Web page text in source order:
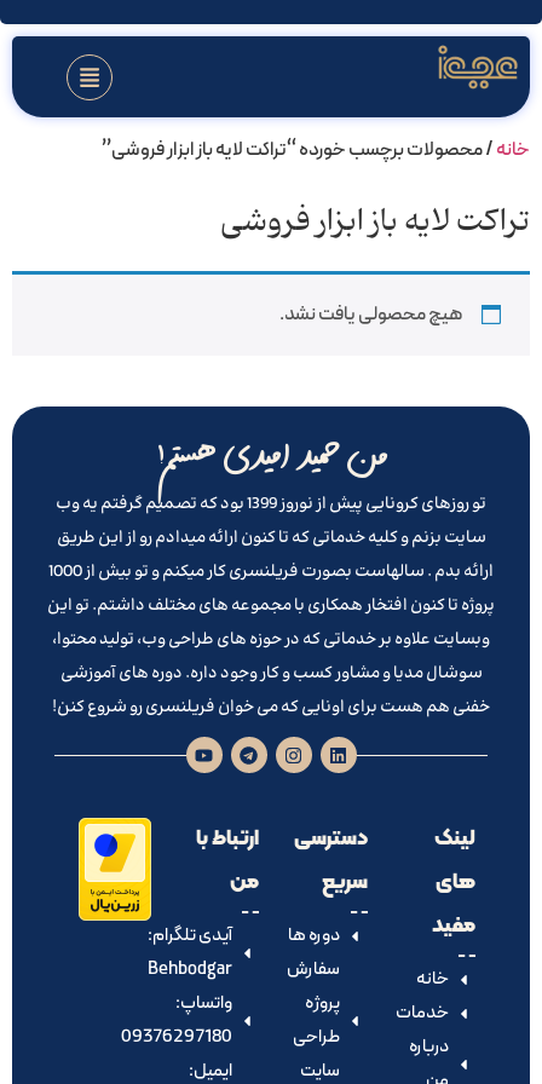
خانه/ محصولات برچسب خورده “تراکت لایه باز ابزار فروشی”
تراکت لایه باز ابزار فروشی
هیچ محصولی یافت نشد.
من حمید امیدی هستم!
تو روزهای کرونایی پیش از نوروز 1399 بود که تصمیم گرفتم یه وب
سایت بزنم و کلیه خدماتی که تا کنون ارائه میدادم رو از این طریق
ارائه بدم . سالهاست بصورت فریلنسری کار میکنم و تو بیش از 1000
پروژه تا کنون افتخار همکاری با مجموعه های مختلف داشتم. تو این
وبسایت علاوه بر خدماتی که در حوزه های طراحی وب، تولید محتوا،
سوشال مدیا و مشاور کسب و کار وجود داره. دوره های آموزشی
خفنی هم هست برای اونایی که می خوان فریلنسری رو شروع کنن!
لینک
های
مفید
خانه
خدمات
درباره
دسترسی
سریع
دوره ها
سفارش
پروژه
طراحی
سایت
ارتباط با
من
آیدی تلگرام:‌
Behbodgar
واتساپ:
09376297180
ایمیل: